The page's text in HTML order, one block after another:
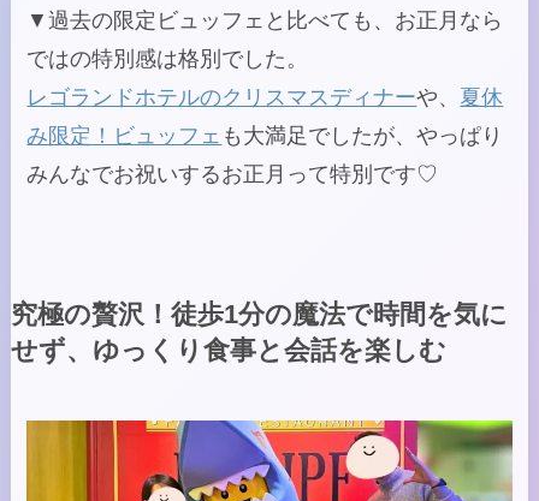
▼過去の限定ビュッフェと比べても、お正月なら
ではの特別感は格別でした。
レゴランドホテルのクリスマスディナーや、 夏休
み限定！ビュッフェ も大満足でしたが、やっぱり
みんなでお祝いするお正月って特別です♡
究極の贅沢！徒歩1分の魔法で時間を気に
せず、ゆっくり食事と会話を楽しむ